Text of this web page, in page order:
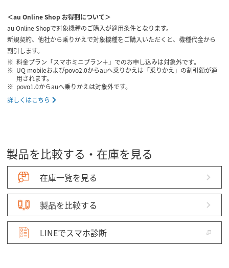
＜au Online Shop お得割について＞
au Online Shopで対象機種のご購入が適用条件となります。
新規契約、他社から乗りかえで対象機種をご購入いただくと、機種代金から
割引します。
料金プラン「スマホミニプラン＋」でのお申し込みは対象外です。
UQ mobileおよびpovo2.0からauへ乗りかえは「乗りかえ」の割引額が適
用されます。
povo1.0からauへ乗りかえは対象外です。
詳しくはこちら
製品を比較する・在庫を見る
在庫一覧を見る
製品を比較する
LINEでスマホ診断